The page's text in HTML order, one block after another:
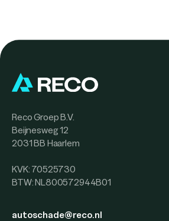
Reco Groep B.V.
Beijnesweg 12
2031 BB Haarlem
KVK: 70525730
BTW: NL800572944B01
autoschade@reco.nl